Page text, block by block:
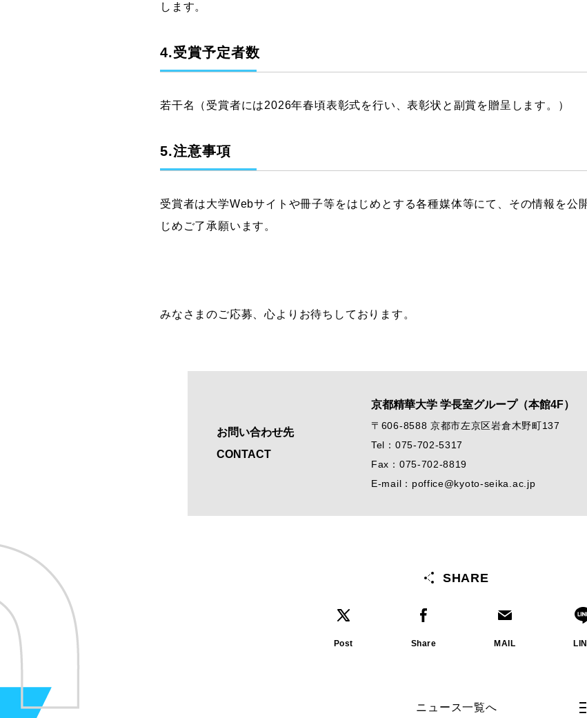
します。
4.受賞予定者数
若干名（受賞者には2026年春頃表彰式を行い、表彰状と副賞を贈呈します。）
5.注意事項
受賞者は大学Webサイトや冊子等をはじめとする各種媒体等にて、その情報を公
じめご了承願います。
みなさまのご応募、心よりお待ちしております。
お問い合わせ先
CONTACT
京都精華大学 学長室グループ（本館4F）
〒606-8588 京都市左京区岩倉木野町137
Tel：075-702-5317
Fax：075-702-8819
E-mail：poffice@kyoto-seika.ac.jp
SHARE
Post Share MAIL
ニュース一覧へ